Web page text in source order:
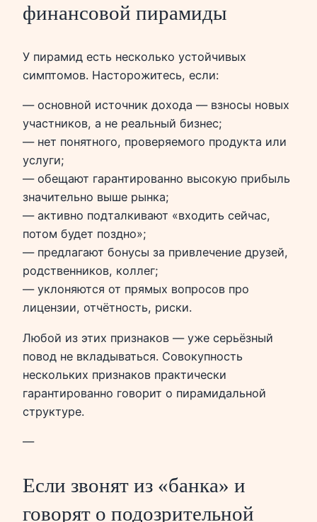
финансовой пирамиды
У пирамид есть несколько устойчивых
симптомов. Насторожитесь, если:
— основной источник дохода — взносы новых
участников, а не реальный бизнес;
— нет понятного, проверяемого продукта или
услуги;
— обещают гарантированно высокую прибыль
значительно выше рынка;
— активно подталкивают «входить сейчас,
потом будет поздно»;
— предлагают бонусы за привлечение друзей,
родственников, коллег;
— уклоняются от прямых вопросов про
лицензии, отчётность, риски.
Любой из этих признаков — уже серьёзный
повод не вкладываться. Совокупность
нескольких признаков практически
гарантированно говорит о пирамидальной
структуре.
—
Если звонят из «банка» и
говорят о подозрительной